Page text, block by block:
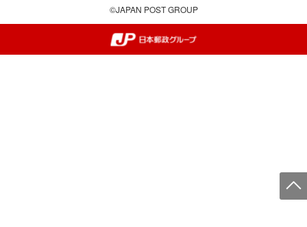
©JAPAN POST GROUP